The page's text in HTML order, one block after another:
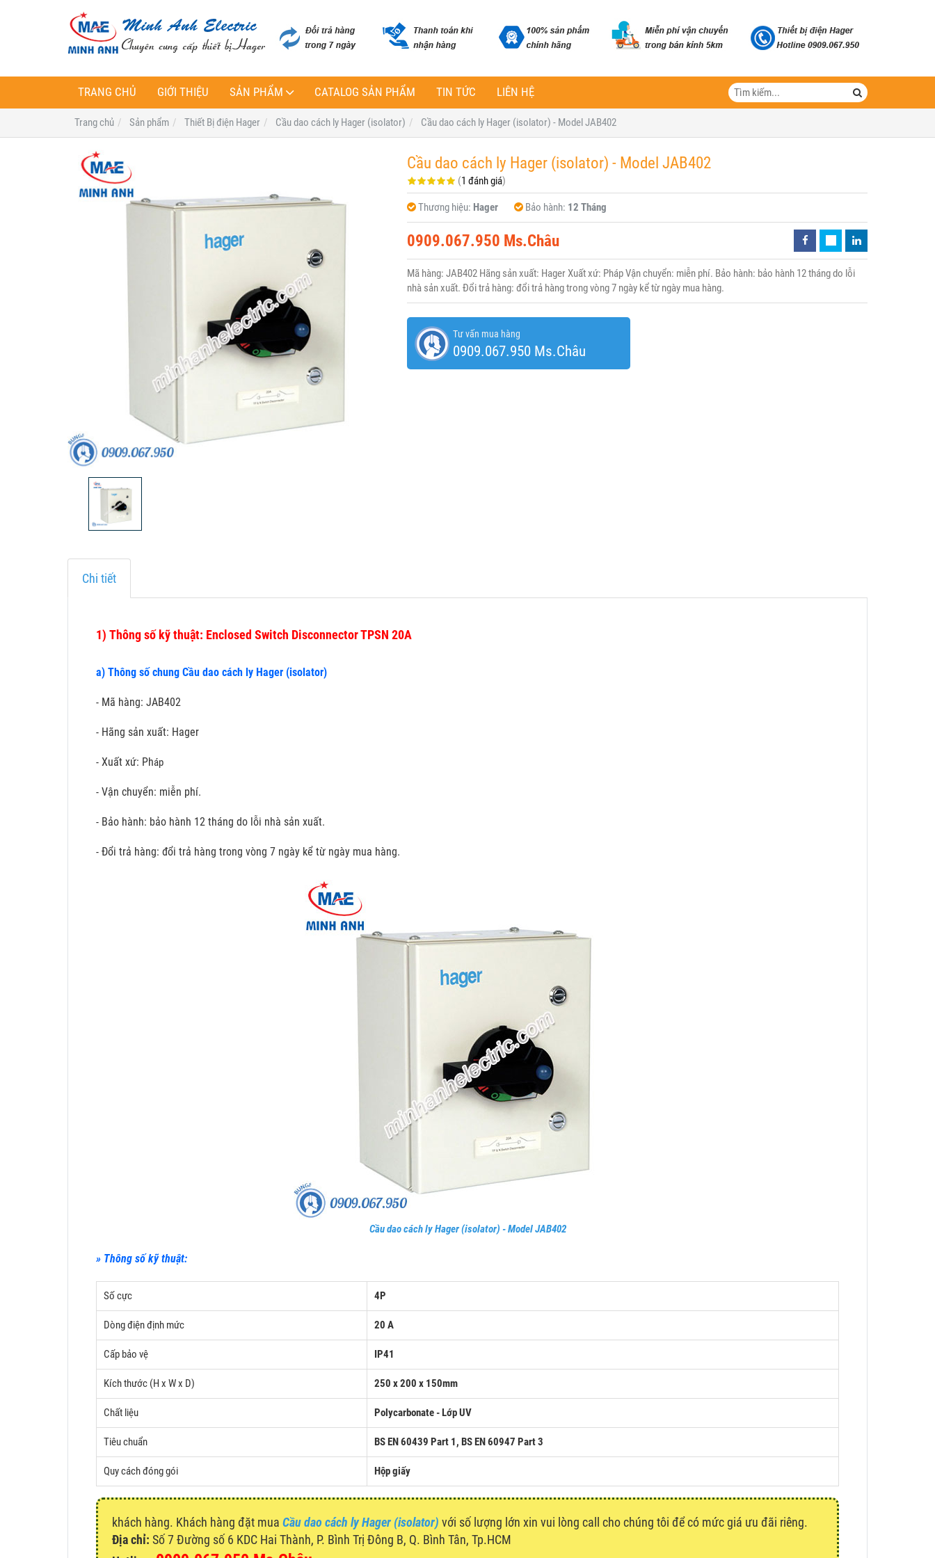
TRANG CHỦ GIỚI THIỆU SẢN PHẨM CATALOG SẢN PHẨM TIN TỨC LIÊN HỆ
Trang chủ Sản phẩm Thiết Bị điện Hager Cầu dao cách ly Hager (isolator) Cầu dao cách ly Hager (isolator) - Model JAB402
Cầu dao cách ly Hager (isolator) - Model JAB402
(1 đánh giá)
Thương hiệu: Hager Bảo hành: 12 Tháng
0909.067.950 Ms.Châu
Mã hàng: JAB402 Hãng sản xuất: Hager Xuất xứ: Pháp Vận chuyển: miễn phí. Bảo hành: bảo hành 12 tháng do lỗi
nhà sản xuất. Đổi trả hàng: đổi trả hàng trong vòng 7 ngày kể từ ngày mua hàng.
Tư vấn mua hàng
0909.067.950 Ms.Châu
Chi tiết
1) Thông số kỹ thuật: Enclosed Switch Disconnector TPSN 20A
a) Thông số chung Cầu dao cách ly Hager (isolator)
- Mã hàng: JAB402
- Hãng sản xuất: Hager
- Xuất xứ: Pháp
- Vận chuyển: miễn phí.
- Bảo hành: bảo hành 12 tháng do lỗi nhà sản xuất.
- Đổi trả hàng: đổi trả hàng trong vòng 7 ngày kể từ ngày mua hàng.
Cầu dao cách ly Hager (isolator) - Model JAB402
» Thông số kỹ thuật:
Số cực 4P
Dòng điện định mức 20 A
Cấp bảo vệ IP41
Kích thước (H x W x D) 250 x 200 x 150mm
Chất liệu Polycarbonate - Lớp UV
Tiêu chuẩn BS EN 60439 Part 1, BS EN 60947 Part 3
Quy cách đóng gói Hộp giấy
khách hàng. Khách hàng đặt mua Cầu dao cách ly Hager (isolator) với số lượng lớn xin vui lòng call cho chúng tôi để có mức giá ưu đãi riêng.
Địa chỉ: Số 7 Đường số 6 KDC Hai Thành, P. Bình Trị Đông B, Q. Bình Tân, Tp.HCM